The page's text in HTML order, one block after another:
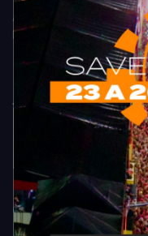
Acompanhe todas as
Fortaleza. Dicas,
Categorias